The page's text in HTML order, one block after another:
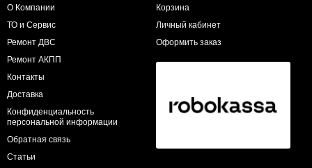
О Компании
ТО и Сервис
​Ремонт ДВС
Ремонт АКПП
Контакты
Доставка
Конфиденциальность
персональной информации
Обратная связь
Статьи
Корзина
Личный кабинет
Оформить заказ